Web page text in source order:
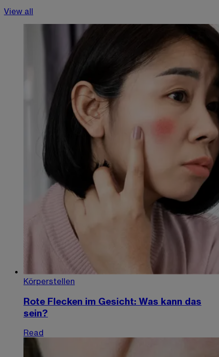
View all
Körperstellen
Rote Flecken im Gesicht: Was kann das
sein?
Read